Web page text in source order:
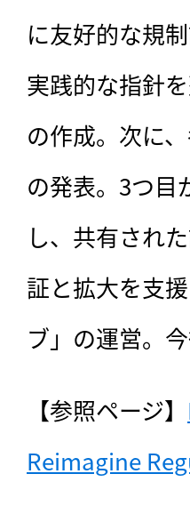
に友好的な規
実践的な指針
の作成。次に
の発表。3つ目
し、共有され
証と拡大を支
ブ」の運営。
【参照ページ】
Reimagine